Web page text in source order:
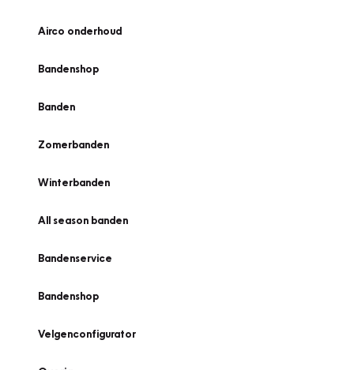
Airco onderhoud
Bandenshop
Banden
Zomerbanden
Winterbanden
All season banden
Bandenservice
Bandenshop
Velgenconfigurator